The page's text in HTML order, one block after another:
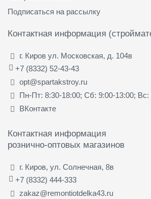
Подписаться на рассылку
Контактная информация
г. Киров ул. Московская, д. 104в
+7 (8332) 52-43-43
opt@spartakstroy.ru
Пн-Пт: 8:30-18:00; Сб: 9:00-13:00;
ВКонтакте
Контактная информация
рознично-оптовых магазинов
г. Киров, ул. Солнечная, 8в
+7 (8332) 444-333
zakaz@remontiotdelka43.ru